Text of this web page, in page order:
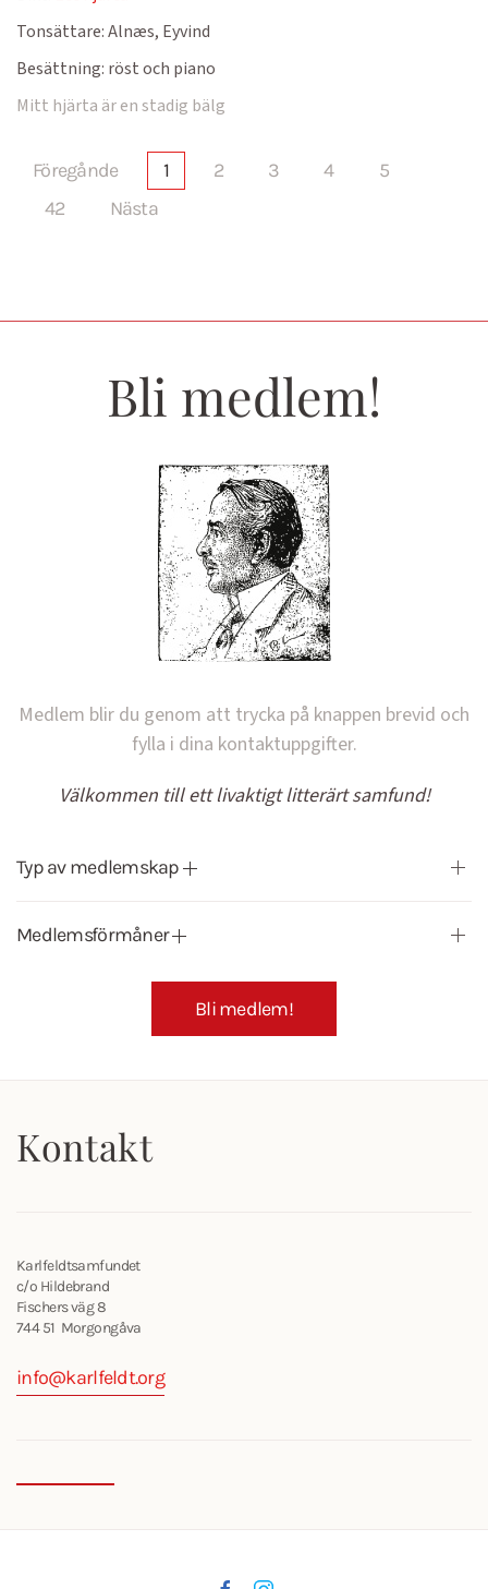
Tonsättare:Alnæs, Eyvind
Besättning: röst och piano
Mitt hjärta är en stadig bälg
Föregånde 1 2 3 4
5
42
Nästa
Bli medlem!
Medlem blir du genom att trycka på knappen brevid och
fylla i dina kontaktuppgifter.
Välkommen till ett livaktigt litterärt samfund!
Typ av medlemskap
Medlemsförmåner
Bli medlem!
Kontakt
Karlfeldtsamfundet
c/o Hildebrand
Fischers väg 8
744 51 Morgongåva
info@karlfeldt.org